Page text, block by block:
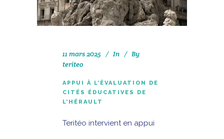
11 mars 2025 In
By
teriteo
APPUI À L’ÉVALUATION DE
CITÉS ÉDUCATIVES DE
L’HÉRAULT
Teritéo intervient en appui